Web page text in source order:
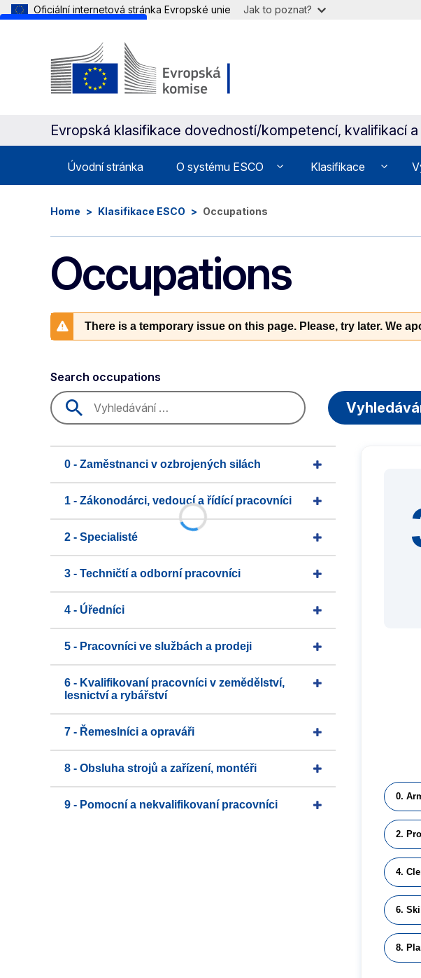
Oficiální internetová stránka Evropské unie Jak to poznat?
Evropská klasifikace dovedností/kompetencí, kvalifikací a
Úvodní stránka O systému ESCO Klasifikace
Home Klasifikace ESCO Occupations
Occupations
There is a temporary issue on this page. Please, try later. We
Search occupations
0 - Zaměstnanci v ozbrojených silách
1 - Zákonodárci, vedoucí a řídící pracovníci
2 - Specialisté
3 - Techničtí a odborní pracovníci
4 - Úředníci
5 - Pracovníci ve službách a prodeji
6 - Kvalifikovaní pracovníci v zemědělství,
lesnictví a rybářství
7 - Řemeslníci a opraváři
8 - Obsluha strojů a zařízení, montéři
9 - Pomocní a nekvalifikovaní pracovníci
0.
2.
4.
8.